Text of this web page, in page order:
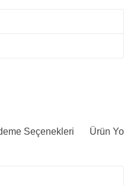
Seçenekleri Ürün